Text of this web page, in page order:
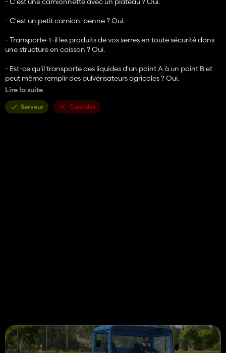
- C'est un petit camion-benne ? Oui.
- Transporte-t-il les produits de vos serres en toute sécurité dans
une structure en caisson ? Oui.
- Est-ce qu'il transporte des liquides d'un point A à un point B et
peut même remplir des pulvérisateurs agricoles ? Oui.
Dans la configuration avec la structure de réservoir composée de
(châssis adapté à la charge) :
Lire la suite
Serveur Consoles